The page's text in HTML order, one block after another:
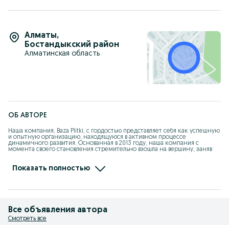
Алматы,
Бостандыкский район
Алматинская область
ОБ АВТОРЕ
Наша компания, Baza Plitki, с гордостью представляет себя как успешную
и опытную организацию, находящуюся в активном процессе
динамичного развития. Основанная в 2013 году, наша компания с
момента своего становления стремительно взошла на вершину, заняв
Наша цель – предложить нашим клиентам только самые качественные
материалы из натурального камня, исключительные по своей красоте и
Показать полностью
Все объявления автора
Смотреть все